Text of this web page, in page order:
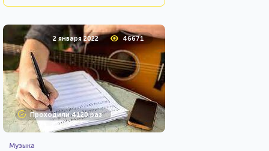
2 января 2022 46671
Проходили 4120 раз
Музыка